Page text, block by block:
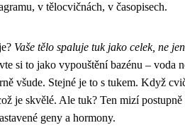
v tělocvičnách, v časopisech.
Vaše tělo spaluje tuk jako celek, ne
si to jako vypouštění bazénu – voda
všude. Stejné je to s tukem. Když
je skvělé. Ale tuk? Ten mizí postupně
geny a hormony.